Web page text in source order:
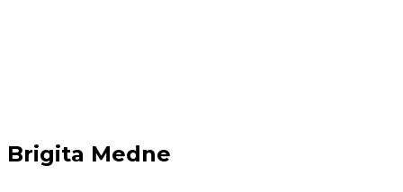
Brigita Medne